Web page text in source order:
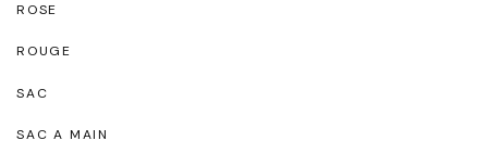
ROSE
ROUGE
SAC
SAC A MAIN